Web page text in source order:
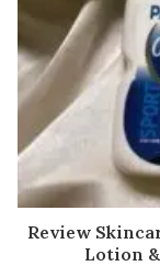
Review
Lotion